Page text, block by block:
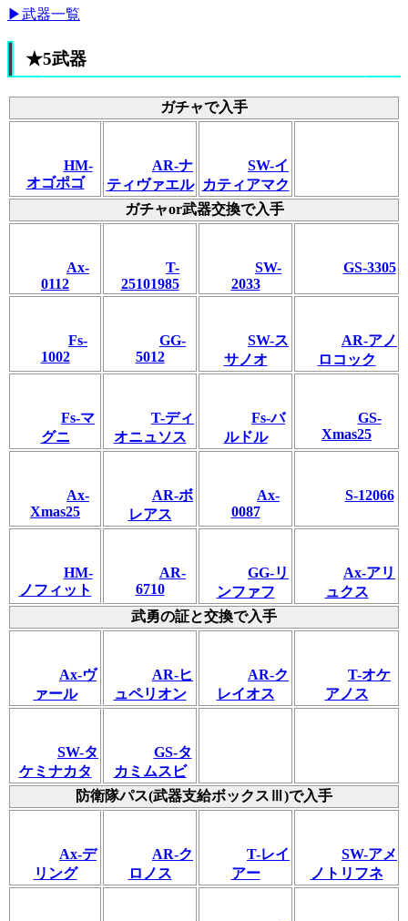
▶武器一覧
★5武器
ガチャで入手
HM-
オゴポゴ
AR-ナ
ティヴァエル
SW-イ
カティアマク
ガチャor武器交換で入手
Ax-
0112
T-
25101985
SW-
2033
GS-3305
Fs-
1002
GG-
5012
SW-ス
サノオ
AR-アノ
ロコック
Fs-マ
グニ
T-ディ
オニュソス
Fs-バ
ルドル
GS-
Xmas25
Ax-
Xmas25
AR-ボ
レアス
Ax-
0087
S-12066
HM-
ノフィット
AR-
6710
GG-リ
ンファフ
Ax-アリ
ュクス
武勇の証と交換で入手
Ax-ヴ
ァール
AR-ヒ
ュペリオン
AR-ク
レイオス
T-オケ
アノス
SW-タ
ケミナカタ
GS-タ
カミムスビ
防衛隊パス(武器支給ボックスⅢ)で入手
Ax-デ
リング
AR-ク
ロノス
T-レイ
アー
SW-アメ
ノトリフネ